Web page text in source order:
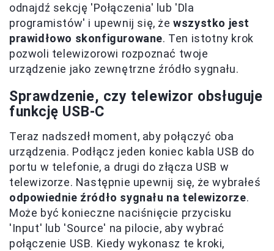
odnajdź sekcję 'Połączenia' lub 'Dla
programistów' i upewnij się, żewszystko jest
prawidłowo skonfigurowane. Ten istotny krok
pozwoli telewizorowi rozpoznać twoje
urządzenie jako zewnętrzne źródło sygnału.
Sprawdzenie, czy telewizor obsługuje
funkcję USB-C
Teraz nadszedł moment, aby połączyć oba
urządzenia. Podłącz jeden koniec kabla USB do
portu w telefonie, a drugi do złącza USB w
telewizorze. Następnie upewnij się, że wybrałeś
odpowiednie źródło sygnału na telewizorze.
Może być konieczne naciśnięcie przycisku
'Input' lub 'Source' na pilocie, aby wybrać
połączenie USB. Kiedy wykonasz te kroki,